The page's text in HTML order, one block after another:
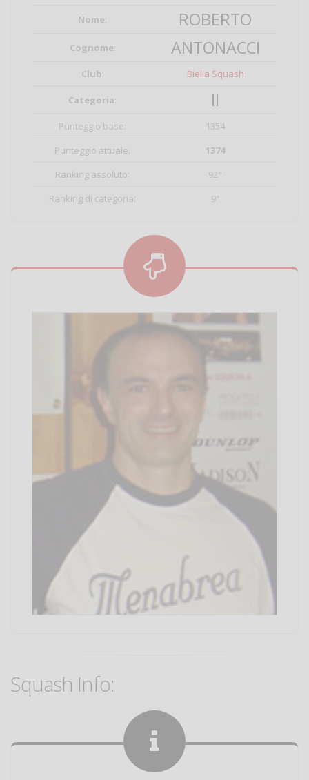
Nome: ROBERTO
Cognome: ANTONACCI
Club: Biella Squash
Categoria: II
Punteggio base:
1354
Punteggio attuale:
1374
Ranking assoluto:
92°
Ranking di categoria:
9°
Squash Info: